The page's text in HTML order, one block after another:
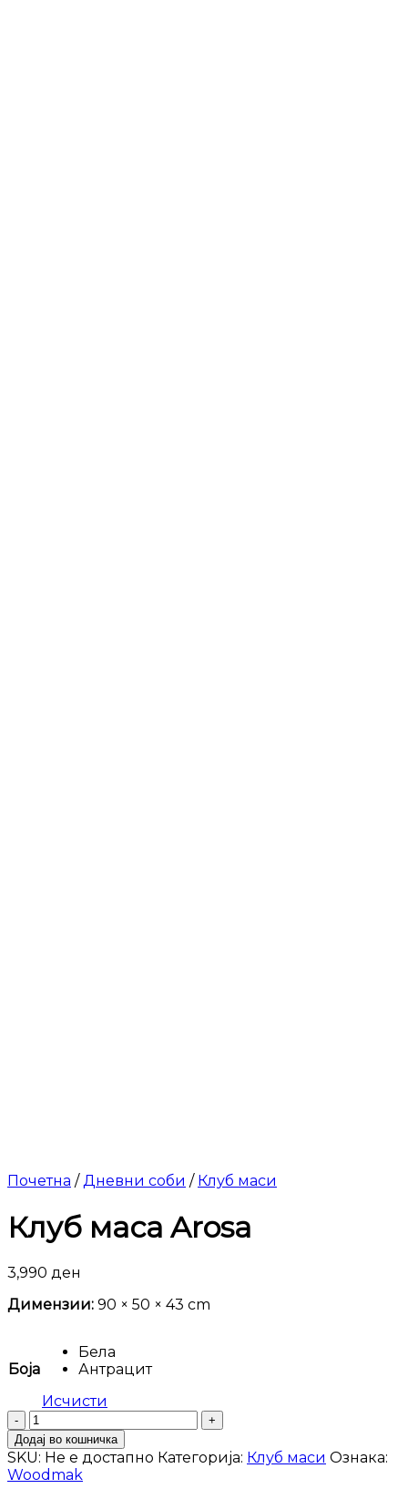
Почетна / Дневни соби / Клуб маси
Клуб маса Arosa
3,990 ден
Димензии: 90 × 50 × 43 cm
Боја
Бела
Антрацит
Исчисти
Клуб
маса
Arosa
количина
Додај во кошничка
SKU: Не е достапно Категорија: Клуб маси Ознака:
Woodmak